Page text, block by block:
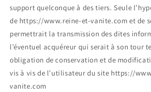
support quelconque à des tiers. Seule
de https://www.reine-et-vanite.com et de
permettrait la transmission des dites
l’éventuel acquéreur qui serait à son tour
obligation de conservation et de
vis à vis de l’utilisateur du site https://
vanite.com